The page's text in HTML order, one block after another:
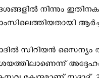
നിന്നും
സിറിയൻ സൈന്യം